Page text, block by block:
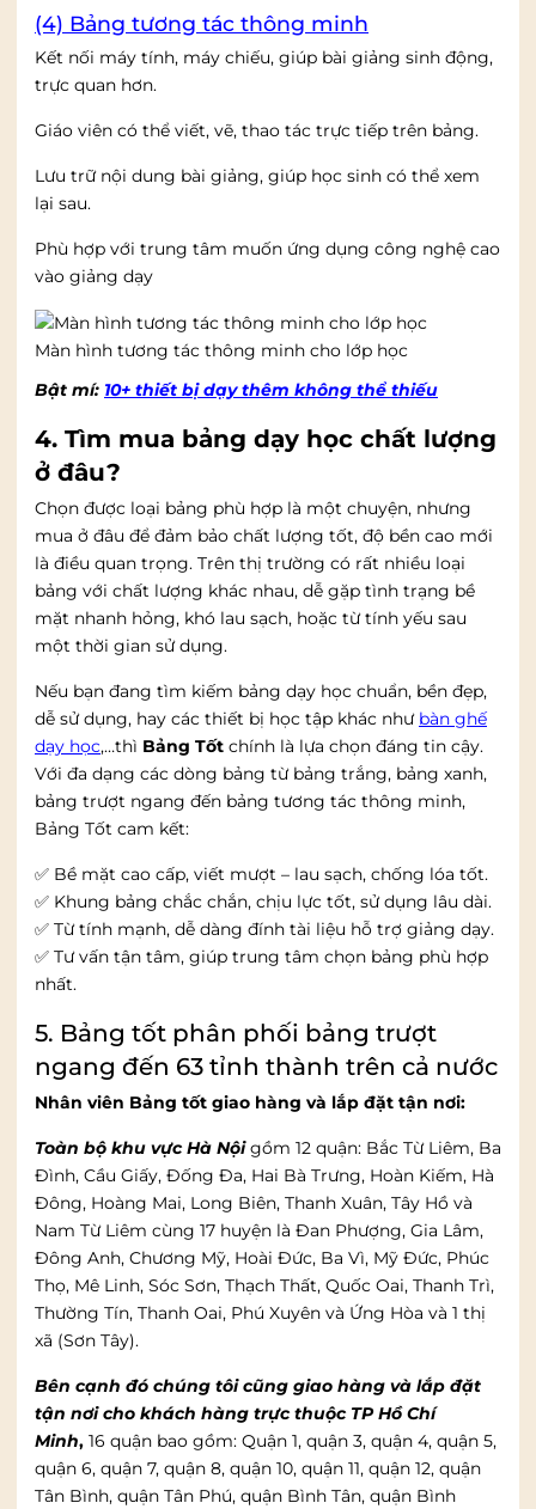
(4) Bảng tương tác thông minh
Kết nối máy tính, máy chiếu, giúp bài giảng sinh động,
trực quan hơn.
Giáo viên có thể viết, vẽ, thao tác trực tiếp trên bảng.
Lưu trữ nội dung bài giảng, giúp học sinh có thể xem
lại sau.
Phù hợp với trung tâm muốn ứng dụng công nghệ cao
vào giảng dạy
Màn hình tương tác thông minh cho lớp học
Bật mí: 10+ thiết bị dạy thêm không thể thiếu
4. Tìm mua bảng dạy học chất lượng
ở đâu?
Chọn được loại bảng phù hợp là một chuyện, nhưng
mua ở đâu để đảm bảo chất lượng tốt, độ bền cao mới
là điều quan trọng. Trên thị trường có rất nhiều loại
bảng với chất lượng khác nhau, dễ gặp tình trạng bề
mặt nhanh hỏng, khó lau sạch, hoặc từ tính yếu sau
một thời gian sử dụng.
Nếu bạn đang tìm kiếm bảng dạy học chuẩn, bền đẹp,
dễ sử dụng, hay các thiết bị học tập khác như bàn ghế
dạy học,…thì Bảng Tốt chính là lựa chọn đáng tin cậy.
Với đa dạng các dòng bảng từ bảng trắng, bảng xanh,
bảng trượt ngang đến bảng tương tác thông minh,
Bảng Tốt cam kết:
✅ Bề mặt cao cấp, viết mượt – lau sạch, chống lóa tốt.
✅ Khung bảng chắc chắn, chịu lực tốt, sử dụng lâu dài.
✅ Từ tính mạnh, dễ dàng đính tài liệu hỗ trợ giảng dạy.
✅ Tư vấn tận tâm, giúp trung tâm chọn bảng phù hợp
nhất.
5. Bảng tốt phân phối bảng trượt
ngang đến 63 tỉnh thành trên cả nước
Nhân viên Bảng tốt giao hàng và lắp đặt tận nơi:
Toàn bộ khu vực Hà Nội gồm 12 quận: Bắc Từ Liêm, Ba
Đình, Cầu Giấy, Đống Đa, Hai Bà Trưng, Hoàn Kiếm, Hà
Đông, Hoàng Mai, Long Biên, Thanh Xuân, Tây Hồ và
Nam Từ Liêm cùng 17 huyện là Đan Phượng, Gia Lâm,
Đông Anh, Chương Mỹ, Hoài Đức, Ba Vì, Mỹ Đức, Phúc
Thọ, Mê Linh, Sóc Sơn, Thạch Thất, Quốc Oai, Thanh Trì,
Thường Tín, Thanh Oai, Phú Xuyên và Ứng Hòa và 1 thị
xã (Sơn Tây).
Bên cạnh đó chúng tôi cũng giao hàng và lắp đặt
tận nơi cho khách hàng trực thuộc TP Hồ Chí
Minh, 16 quận bao gồm: Quận 1, quận 3, quận 4, quận 5,
quận 6, quận 7, quận 8, quận 10, quận 11, quận 12, quận
Tân Bình, quận Tân Phú, quận Bình Tân, quận Bình